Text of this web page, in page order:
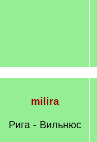
milira
Рига - Вильнюс